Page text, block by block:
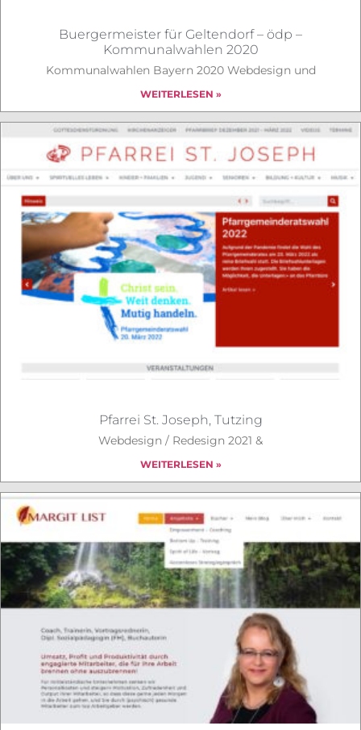
Buergermeister für Geltendorf – ödp –
Kommunalwahlen 2020
Kommunalwahlen Bayern 2020 Webdesign und
WEITERLESEN »
Pfarrei St. Joseph, Tutzing
Webdesign / Redesign 2021 &
WEITERLESEN »